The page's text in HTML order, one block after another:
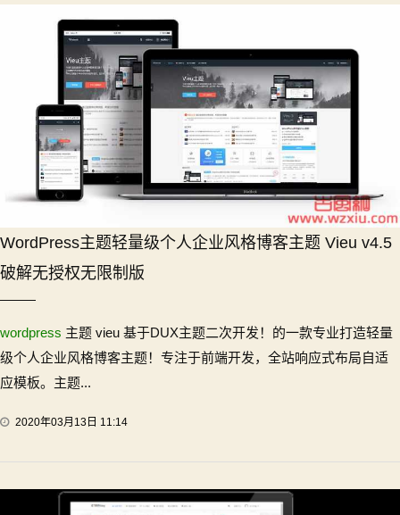
WordPress主题轻量级个人企业风格博客主题 Vieu v4.5
破解无授权无限制版
wordpress 主题 vieu 基于DUX主题二次开发！的一款专业打造轻量
级个人企业风格博客主题！专注于前端开发，全站响应式布局自适
应模板。主题...
2020年03月13日 11:14